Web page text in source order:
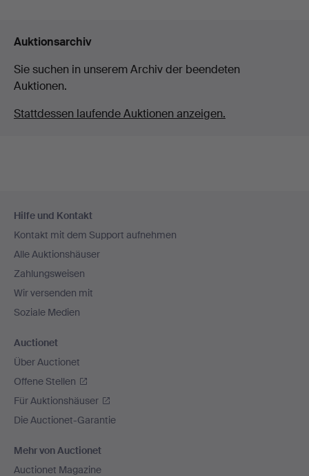
Auktionsarchiv
Sie suchen in unserem Archiv der beendeten
Auktionen.
Stattdessen laufende Auktionen anzeigen.
Navigation
Hilfe und Kontakt
Kontakt mit dem Support aufnehmen
Alle Auktionshäuser
Zahlungsweisen
Wir versenden mit
Soziale Medien
Auctionet
Über Auctionet
Offene Stellen
Für Auktionshäuser
Die Auctionet-Garantie
Mehr von Auctionet
Auctionet Magazine